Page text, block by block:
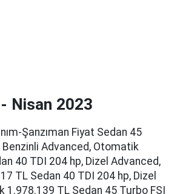
Nisan 2023
Şanzıman Fiyat Sedan 45
Benzinli Advanced, Otomatik
40 TDI 204 hp, Dizel Advanced,
TL Sedan 40 TDI 204 hp, Dizel
TL Sedan 45 Turbo FSI